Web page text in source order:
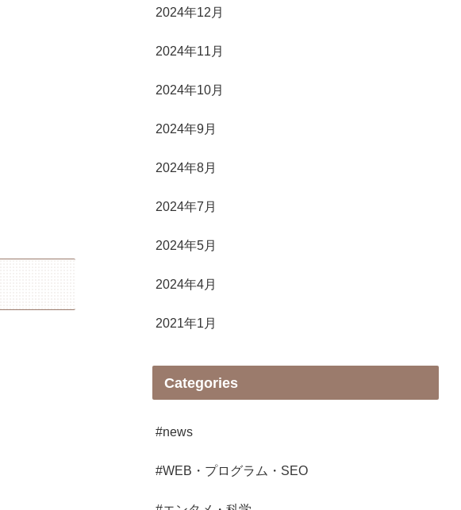
2024年12月
2024年11月
2024年10月
2024年9月
2024年8月
2024年7月
2024年5月
2024年4月
2021年1月
Categories
#news
#WEB・プログラム・SEO